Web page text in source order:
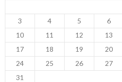
3
4 5 6
10
11 12 13
17
18 19 20
24
25 26 27
31